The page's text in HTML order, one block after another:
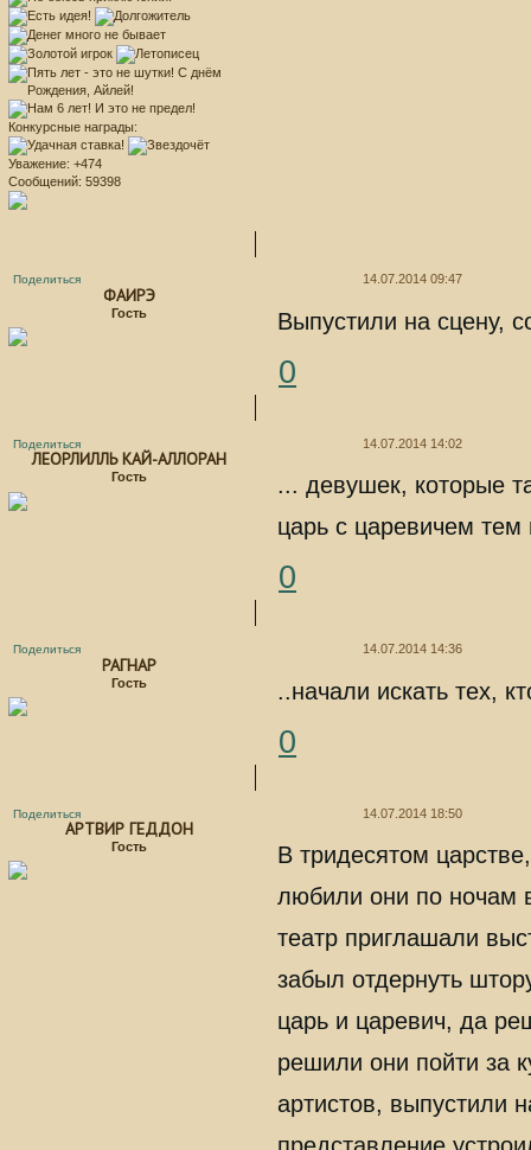
Конкурсные награды:
Уважение: +474
Сообщений: 59398
Поделиться 14.07.2014 09:47
ФАИРЭ
Гость Выпустили на сцену,
0
Поделиться 14.07.2014 14:02
ЛЕОРЛИЛЛЬ КАЙ-АЛЛОРАН
Гость
... девушек, которые
царь с царевичем
0
Поделиться 14.07.2014 14:36
РАГНАР
Гость ..начали искать тех,
0
Поделиться 14.07.2014 18:50
АРТВИР ГЕДДОН
Гость
В тридесятом
любили они по ночам
театр приглашали
забыл отдернуть
царь и царевич, да
решили они пойти за
артистов, выпустили